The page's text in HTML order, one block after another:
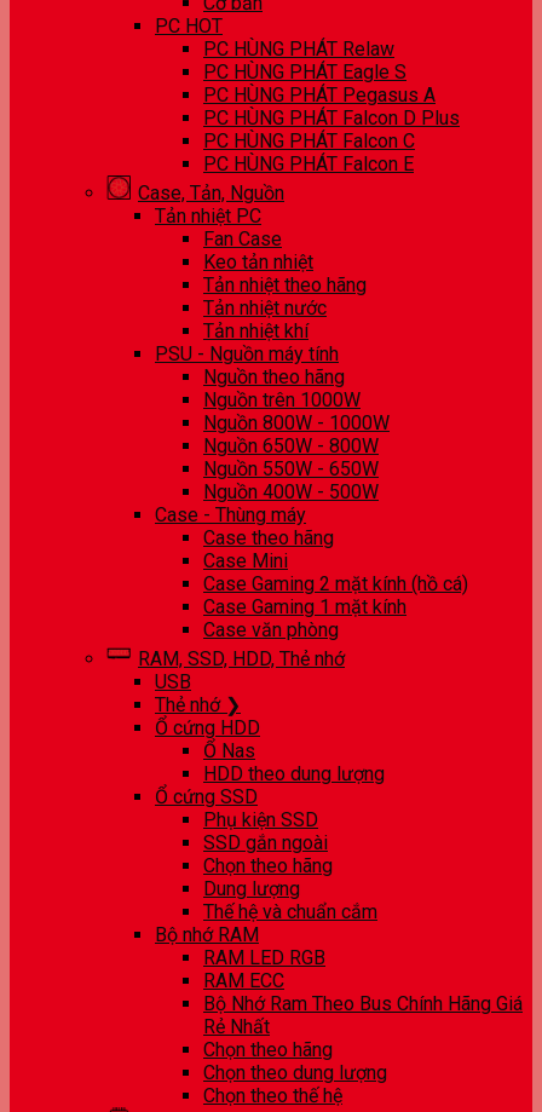
PC HOT
PC HÙNG PHÁT Relaw
PC HÙNG PHÁT Eagle S
PC HÙNG PHÁT Pegasus A
PC HÙNG PHÁT Falcon D Plus
PC HÙNG PHÁT Falcon C
PC HÙNG PHÁT Falcon E
Case, Tản, Nguồn
Tản nhiệt PC
Fan Case
Keo tản nhiệt
Tản nhiệt theo hãng
Tản nhiệt nước
Tản nhiệt khí
PSU - Nguồn máy tính
Nguồn theo hãng
Nguồn trên 1000W
Nguồn 800W - 1000W
Nguồn 650W - 800W
Nguồn 550W - 650W
Nguồn 400W - 500W
Case - Thùng máy
Case theo hãng
Case Mini
Case Gaming 2 mặt kính (hồ cá)
Case Gaming 1 mặt kính
Case văn phòng
RAM, SSD, HDD, Thẻ nhớ
USB
Thẻ nhớ ❯
Ổ cứng HDD
Ổ Nas
HDD theo dung lượng
Ổ cứng SSD
Phụ kiện SSD
SSD gắn ngoài
Chọn theo hãng
Dung lượng
Thế hệ và chuẩn cắm
Bộ nhớ RAM
RAM LED RGB
RAM ECC
Bộ Nhớ Ram Theo Bus Chính Hãng Giá
Rẻ Nhất
Chọn theo hãng
Chọn theo dung lượng
Chọn theo thế hệ